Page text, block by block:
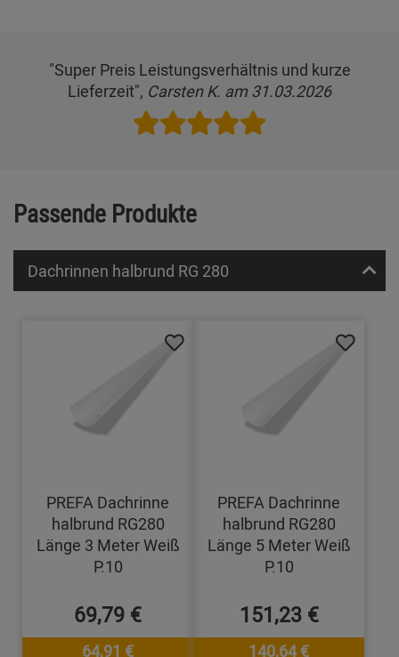
"Super Preis Leistungsverhältnis und kurze
Lieferzeit", Carsten K. am 31.03.2026
Passende Produkte
Dachrinnen halbrund RG 280
PREFA Dachrinne
halbrund RG280
Länge 3 Meter Weiß
P.10
69,79 €
64,91 €
PREFA Dachrinne
halbrund RG280
Länge 5 Meter Weiß
P.10
151,23 €
140,64 €